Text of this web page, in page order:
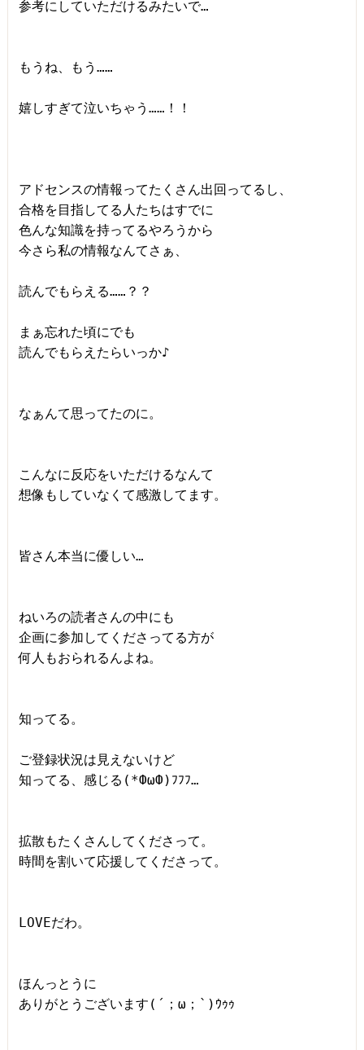
参考にしていただけるみたいで…
もうね、もう……
嬉しすぎて泣いちゃう……！！
アドセンスの情報ってたくさん出回ってるし、
合格を目指してる人たちはすでに
色んな知識を持ってるやろうから
今さら私の情報なんてさぁ、
読んでもらえる……？？
まぁ忘れた頃にでも
読んでもらえたらいっか♪
なぁんて思ってたのに。
こんなに反応をいただけるなんて
想像もしていなくて感激してます。
皆さん本当に優しい…
ねいろの読者さんの中にも
企画に参加してくださってる方が
何人もおられるんよね。
知ってる。
ご登録状況は見えないけど
知ってる、感じる(*ФωФ)ﾌﾌﾌ…
拡散もたくさんしてくださって。
時間を割いて応援してくださって。
LOVEだわ。
ほんっとうに
ありがとうございます(´；ω；`)ｳｩｩ